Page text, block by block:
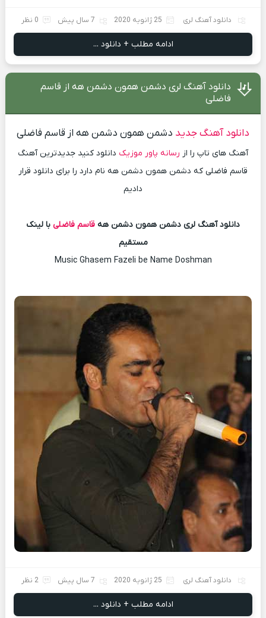
دانلود آهنگ لری 25 ژانویه 2020 7 سال پیش 0 نظر
ادامه مطلب + دانلود ...
دانلود آهنگ لری دشمن همون دشمن هه از قاسم
فاضلی
دانلود آهنگ جدید دشمن همون دشمن هه از قاسم فاضلی
آهنگ های تاپ را از رسانه پاور موزیک دانلود کنید جدیدترین آهنگ
قاسم فاضلی که دشمن همون دشمن هه نام دارد را برای دانلود قرار
دادیم
دانلود آهنگ لری دشمن همون دشمن هه قاسم فاضلی با لینک
مستقیم
Music Ghasem Fazeli be Name Doshman
دانلود آهنگ لری 25 ژانویه 2020 7 سال پیش 2 نظر
ادامه مطلب + دانلود ...